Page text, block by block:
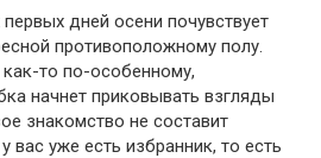
дней осени почувствует
противоположному полу.
как-то по-особенному,
начнет приковывать взгляды
знакомство не составит
вас уже есть избранник, то есть